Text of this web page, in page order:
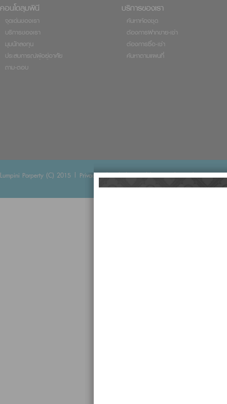
คอนโดลุมพินี
จุดเด่นของเรา
บริการของเรา
มุมนักลงทุน
ประสบการณ์ผู้อยู่อาศัย
ถาม-ตอบ
บริการของเรา
ค้นหาห้องชุด
ต้องการฝากขาย-เช่า
ต้องการซื้อ-เช่า
ค้นหาตามแผนที่
Lumpini Porperty (C) 2015 | Privacy Policy| designed bywww.lpn.co.th